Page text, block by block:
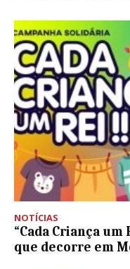
NOTÍCIAS
“Cada Criança
que decorre em